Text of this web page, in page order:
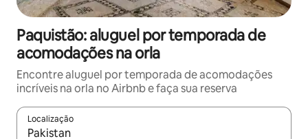
Paquistão: aluguel por temporada de
acomodações na orla
Encontre aluguel por temporada de acomodações
incríveis na orla no Airbnb e faça sua reserva
Localização
Quando os resultados estiverem disponíveis, explore-os